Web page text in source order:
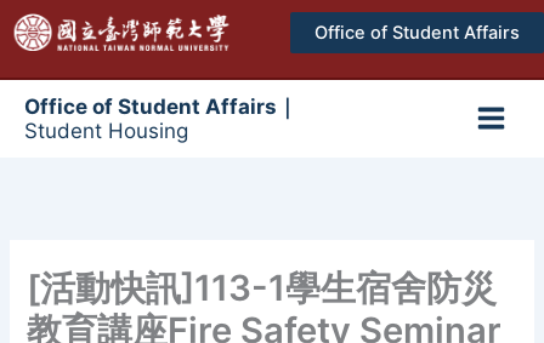
至
Office of Student Affairs
Office of Student Affairs｜
Student Housing
[活動快訊]113-1學生宿舍防災
教育講座Fire Safety Seminar